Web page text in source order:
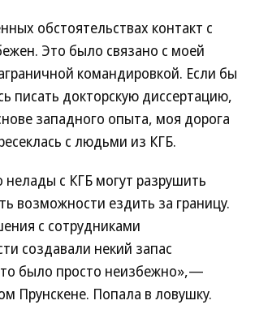
обстоятельствах контакт с
Это было связано с моей
командировкой. Если бы
писать докторскую диссертацию,
западного опыта, моя дорога
с людьми из КГБ.
нелады с КГБ могут разрушить
возможности ездить за границу.
с сотрудниками
создавали некий запас
было просто неизбежно»,—
Прунскене. Попала в ловушку.